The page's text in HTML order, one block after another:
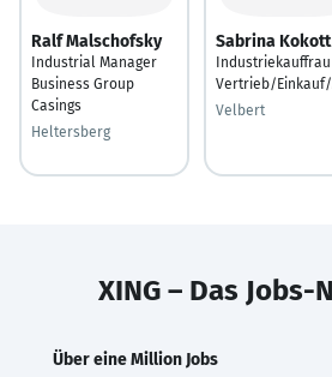
Ralf Malschofsky
Industrial Manager
Business Group
Casings
Heltersberg
Sabrina Kokott
Industriekauffrau
Vertrieb/Einkauf/
Velbert
XING – Das Jobs-
Über eine Million Jobs